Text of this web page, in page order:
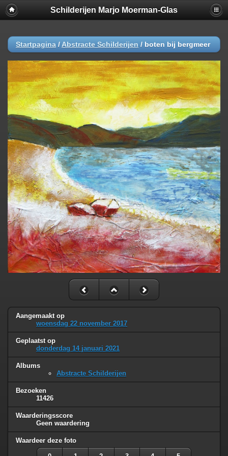
Schilderijen Marjo Moerman-Glas
Startpagina / Abstracte Schilderijen / boten bij bergmeer
Aangemaakt op
woensdag 22 november 2017
Geplaatst op
donderdag 14 januari 2021
Albums
Abstracte Schilderijen
Bezoeken
11426
Waarderingsscore
Geen waardering
Waardeer deze foto